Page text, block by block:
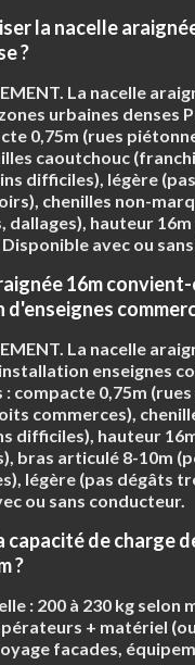
la nacelle
?
La nacelle
urbaines denses
0,75m (rues
caoutchouc
difficiles), légère
chenilles non-
dallages), hauteur
avec ou
16m
La nacelle
enseignes
compacte 0,75m
commerces),
difficiles), hauteur
bras articulé 8-10m
légère (pas dégâts
ou sans conducteur.
capacité de charge
?
: 200 à 230 kg selon
+ matériel
facades,